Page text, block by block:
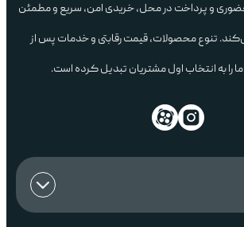
و پرداخت در محل، خریدی امن، سریع و مطمئن
تنوع محصولات، قیمت رقابتی و خدمات پس از
را به انتخاب اول مشتریان تبدیل کرده است.